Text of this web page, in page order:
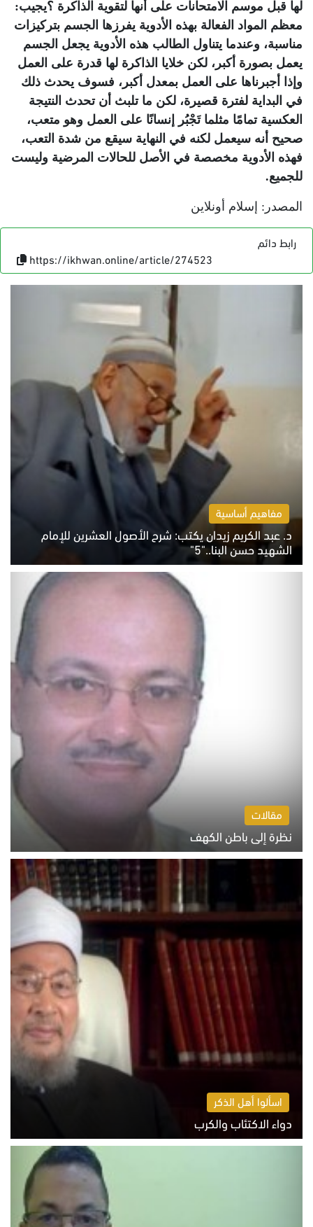
لها قبل موسم الامتحانات على أنها لتقوية الذاكرة ؟يجيب:
معظم المواد الفعالة بهذه الأدوية يفرزها الجسم بتركيزات
مناسبة، وعندما يتناول الطالب هذه الأدوية يجعل الجسم
يعمل بصورة أكبر، لكن خلايا الذاكرة لها قدرة على العمل
وإذا أجبرناها على العمل بمعدل أكبر، فسوف يحدث ذلك
في البداية لفترة قصيرة، لكن ما تلبث أن تحدث النتيجة
العكسية تمامًا مثلما تَجْبُر إنسانًا على العمل وهو متعب،
صحيح أنه سيعمل لكنه في النهاية سيقع من شدة التعب،
فهذه الأدوية مخصصة في الأصل للحالات المرضية وليست
للجميع.
المصدر: إسلام أونلاين
رابط دائم
https://ikhwan.online/article/274523
مفاهيم أساسية
د. عبد الكريم زيدان يكتب: شرح الأصول العشرين للإمام
الشهيد حسن البنا.."5"
السبت 8 أغسطس 2026 10:46 ص
مقالات
نظرة إلى باطن الكهف
السبت 8 أغسطس 2026 11:04 ص
اسألوا أهل الذكر
دواء الاكتئاب والكرب
السبت 8 أغسطس 2026 10:54 ص